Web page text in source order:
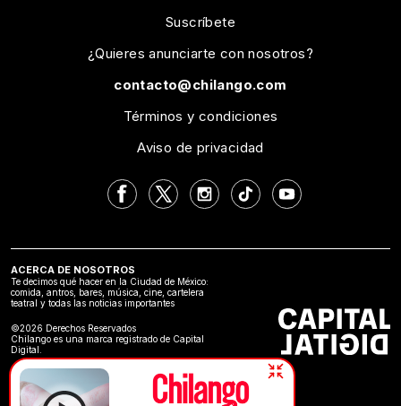
Suscríbete
¿Quieres anunciarte con nosotros?
contacto@chilango.com
Términos y condiciones
Aviso de privacidad
ACERCA DE NOSOTROS
Te decimos qué hacer en la Ciudad de México:
comida, antros, bares, música, cine, cartelera
teatral y todas las noticias importantes
©2026 Derechos Reservados
Chilango es una marca registrado de Capital
Digital.